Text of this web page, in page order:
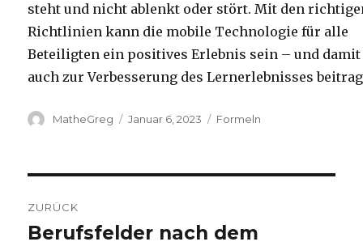
steht und nicht ablenkt oder stört. Mit den
Richtlinien kann die mobile Technologie für alle
Beteiligten ein positives Erlebnis sein – und damit
auch zur Verbesserung des Lernerlebnisses
Autor
MatheGreg
Veröffentlicht
Januar 6, 2023 Kategorien
Formeln
ZURÜCK
Vorheriger
Berufsfelder nach dem